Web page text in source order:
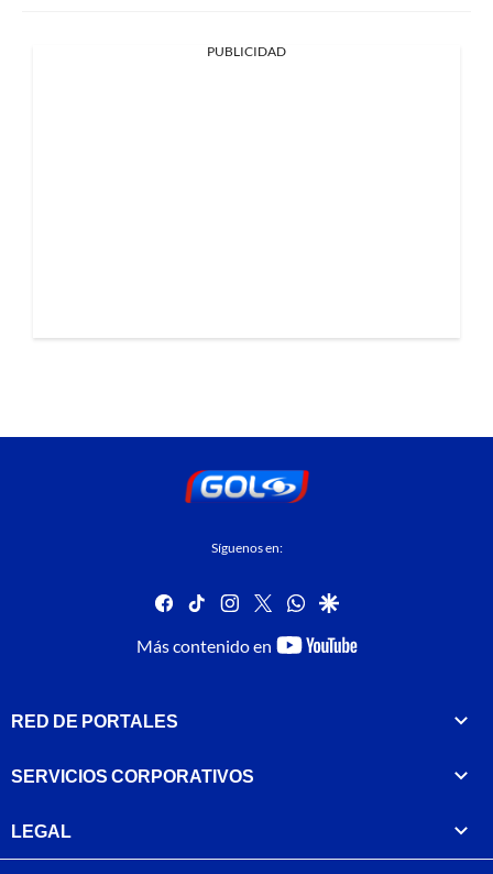
PUBLICIDAD
Síguenos en:
facebook
tiktok instagram
twitterwhatsapp
google
Más contenido en
youtube-
RED DE PORTALES
SERVICIOS CORPORATIVOS
LEGAL